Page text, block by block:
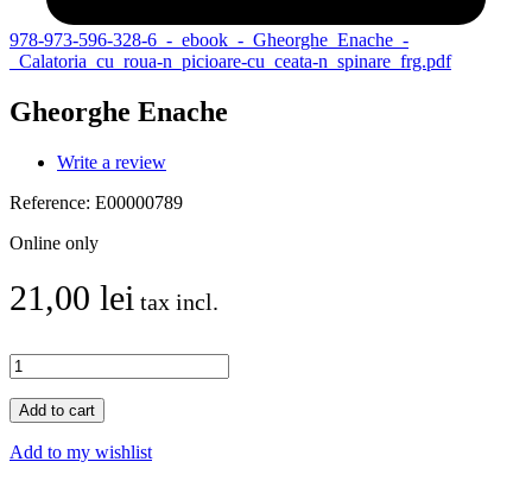
978-973-596-328-6_-_ebook_-_Gheorghe_Enache_-
_Calatoria_cu_roua-n_picioare-cu_ceata-n_spinare_frg.pdf
Gheorghe Enache
Write a review
Reference: E00000789
Online only
21,00 lei tax incl.
Add to cart
Add to my wishlist